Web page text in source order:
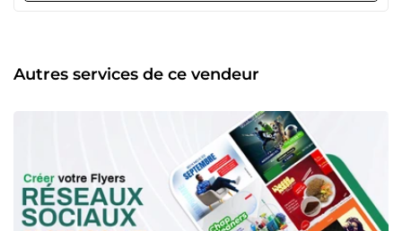
Autres services de ce vendeur